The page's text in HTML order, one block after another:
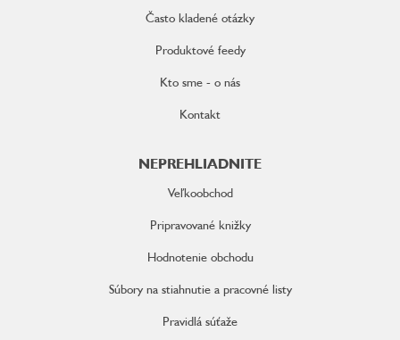
Často kladené otázky
Produktové feedy
Kto sme - o nás
Kontakt
NEPREHLIADNITE
Veľkoobchod
Pripravované knižky
Hodnotenie obchodu
Súbory na stiahnutie a pracovné listy
Pravidlá súťaže